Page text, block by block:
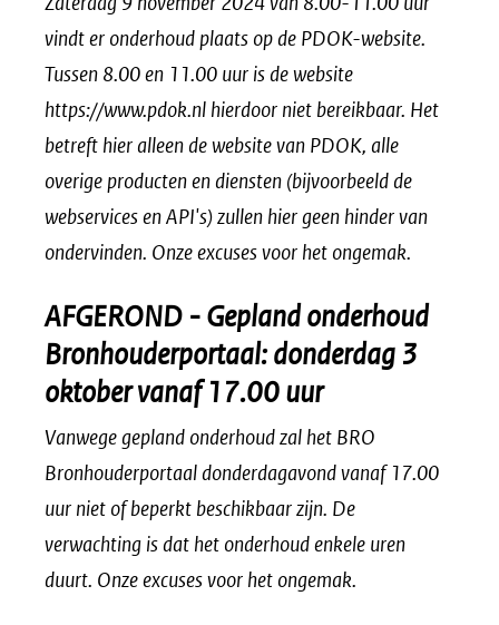
vindt er onderhoud plaats op de PDOK-website.
Tussen 8.00 en 11.00 uur is de website
https://www.pdok.nl hierdoor niet bereikbaar. Het
betreft hier alleen de website van PDOK, alle
overige producten en diensten (bijvoorbeeld de
webservices en API's) zullen hier geen hinder van
ondervinden. Onze excuses voor het ongemak.
AFGEROND - Gepland onderhoud
Bronhouderportaal: donderdag 3
oktober vanaf 17.00 uur
Vanwege gepland onderhoud zal het BRO
Bronhouderportaal donderdagavond vanaf 17.00
uur niet of beperkt beschikbaar zijn. De
verwachting is dat het onderhoud enkele uren
duurt. Onze excuses voor het ongemak.